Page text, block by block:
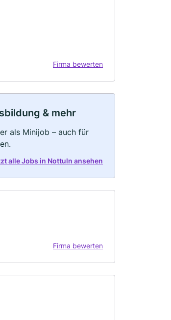
Firma bewerten
& mehr
als Minijob – auch für
alle Jobs in Nottuln ansehen
Firma bewerten